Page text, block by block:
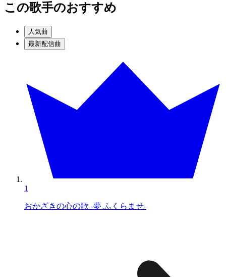
この歌手のおすすめ
人気曲
最新配信曲
1
おかざきの心の歌 -夢 ふくらませ-